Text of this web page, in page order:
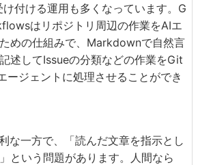
付ける運用も多くなっています。G
はリポジトリ周辺の作業をAIエ
めの仕組みで、Markdownで自然言
述してIssueの分類などの作業をGit
ジェントに処理させることができ
な一方で、「読んだ文章を指示とし
という問題があります。人間なら